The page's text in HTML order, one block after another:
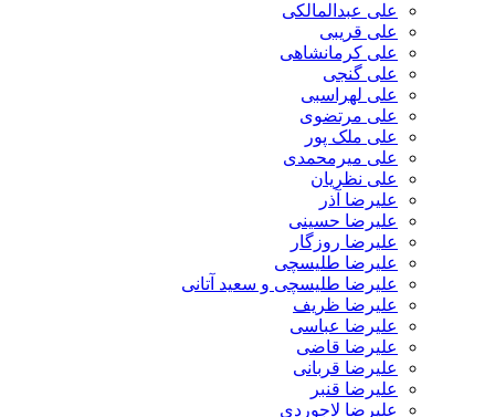
علی عبدالمالکی
علی قریبی
علی کرمانشاهی
علی گنجی
علی لهراسبی
علی مرتضوی
علی ملک پور
علی میرمحمدی
علی نظریان
علیرضا آذر
علیرضا حسینی
علیرضا روزگار
علیرضا طلیسچی
علیرضا طلیسچی و سعید آتانی
علیرضا ظریف
علیرضا عباسی
علیرضا قاضی
علیرضا قربانی
علیرضا قنبر
علیرضا لاجوردی